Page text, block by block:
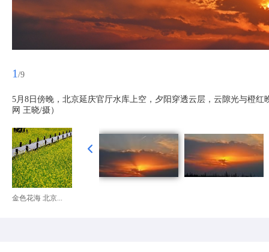
1 /9
5月8日傍晚，北京延庆官厅水库上空，夕阳穿透云层，云隙光与橙
网 王晓/摄）
金色花海 北京...